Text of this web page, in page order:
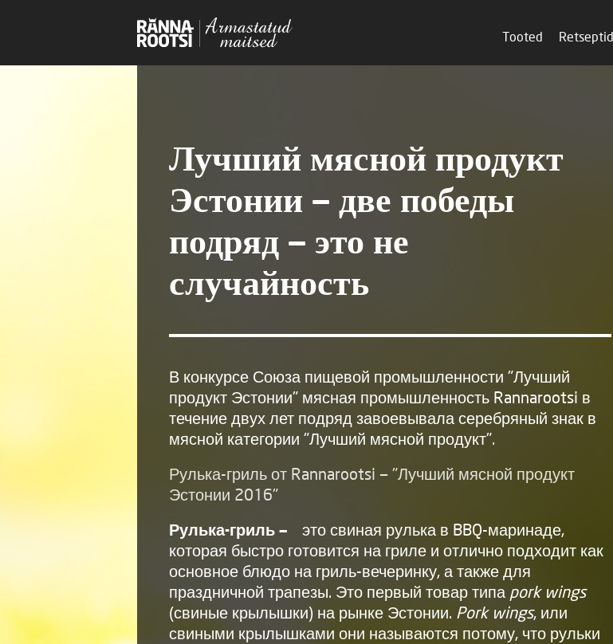
Tooted Retseptid
Лучший мясной продукт
Эстонии — две победы
подряд — это не
случайность
В конкурсе Союза пищевой промышленности "Лучший
продукт Эстонии" мясная промышленность Rannarootsi в
течение двух лет подряд завоевывала серебряный знак в
мясной категории "Лучший мясной продукт".
Рулька-гриль от Rannarootsi — "Лучший мясной продукт
Эстонии 2016"
Рулька-гриль — это свиная рулька в BBQ-маринаде,
которая быстро готовится на гриле и отлично подходит как
основное блюдо на гриль-вечеринку, а также для
праздничной трапезы. Это первый товар типа pork wings
(свиные крылышки) на рынке Эстонии. Pork wings, или
свиными крылышками они называются потому, что рульки